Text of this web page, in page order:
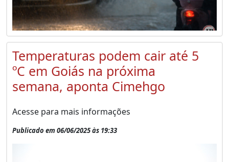
Temperaturas podem cair até 5
ºC em Goiás na próxima
semana, aponta Cimehgo
Acesse para mais informações
Publicado em 06/06/2025 às 19:33